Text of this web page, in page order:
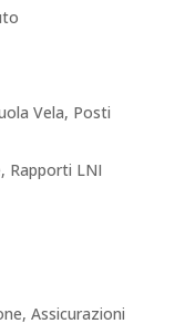
Vela, Posti
Rapporti LNI
Assicurazioni